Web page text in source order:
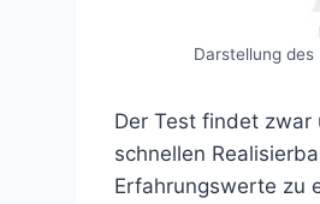
Darstellung
Der Test findet zwar
schnellen
Erfahrungswerte zu